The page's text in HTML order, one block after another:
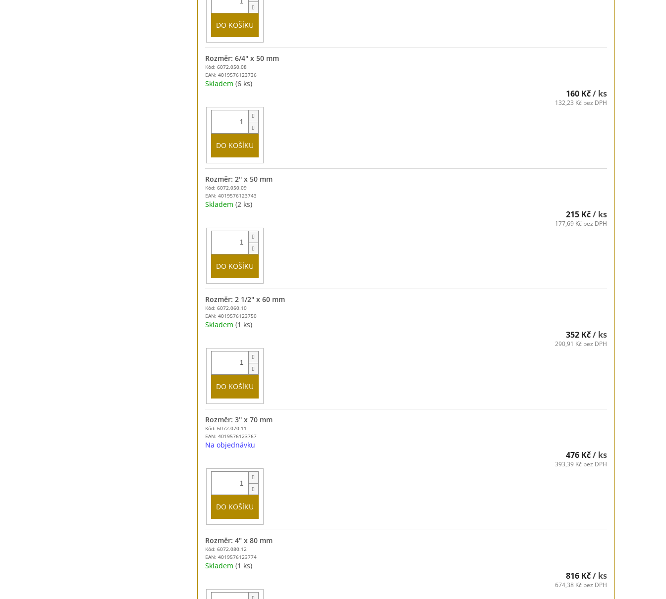
DO KOŠÍKU
Kód: 6072.050.08
EAN: 4019576123736
Rozměr: 6/4'' x 50 mm
Skladem (6 ks)
160 Kč/ ks
132,23 Kč bez DPH
DO KOŠÍKU
Kód: 6072.050.09
EAN: 4019576123743
Rozměr: 2'' x 50 mm
Skladem (2 ks)
215 Kč/ ks
177,69 Kč bez DPH
DO KOŠÍKU
Kód: 6072.060.10
EAN: 4019576123750
Rozměr: 2 1/2'' x 60 mm
Skladem (1 ks)
352 Kč/ ks
290,91 Kč bez DPH
DO KOŠÍKU
Kód: 6072.070.11
EAN: 4019576123767
Rozměr: 3'' x 70 mm
Na objednávku
476 Kč/ ks
393,39 Kč bez DPH
DO KOŠÍKU
Kód: 6072.080.12
EAN: 4019576123774
Rozměr: 4" x 80 mm
Skladem (1 ks)
816 Kč/ ks
674,38 Kč bez DPH